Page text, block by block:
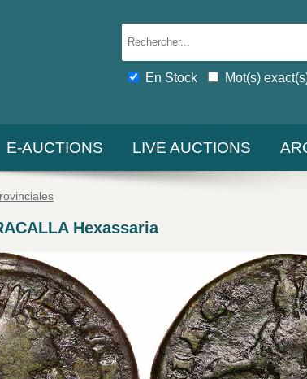
En Stock Mot(s)
E-AUCTIONS LIVE AUCTIONS
Hexassaria